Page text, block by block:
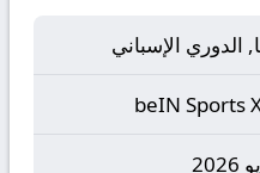
الدوري الإسباني
beIN Sports